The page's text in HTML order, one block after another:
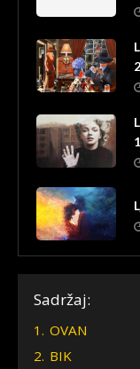
Sadržaj:
1. OVAN
2. BIK